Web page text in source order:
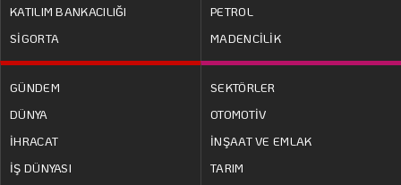
KATILIM BANKACILIĞI
SİGORTA
PETROL
MADENCİLİK
GÜNDEM
DÜNYA
İHRACAT
İŞ DÜNYASI
SEKTÖRLER
OTOMOTİV
İNŞAAT VE EMLAK
TARIM